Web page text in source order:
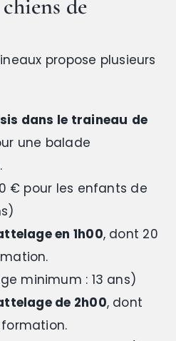
de
propose plusieurs
dans le traineau de
une balade
€ pour les enfants de
en 1h00, dont 20
minimum : 13 ans)
de 2h00, dont